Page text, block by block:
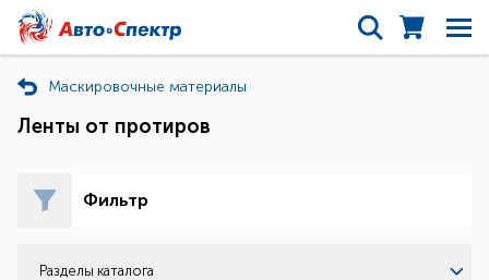
Маскировочные материалы
Ленты от протиров
Фильтр
Разделы каталога